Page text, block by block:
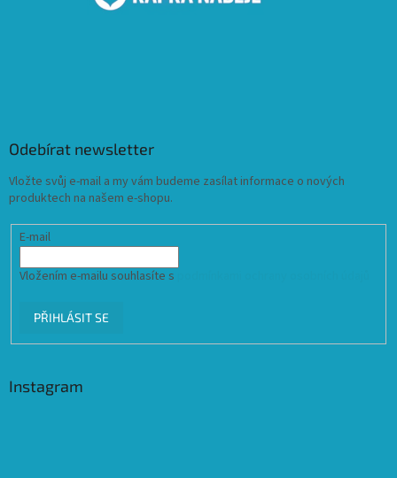
Odebírat newsletter
Vložte svůj e-mail a my vám budeme zasílat informace o nových
produktech na našem e-shopu.
E-mail
Vložením e-mailu souhlasíte s
PŘIHLÁSIT SE
Instagram